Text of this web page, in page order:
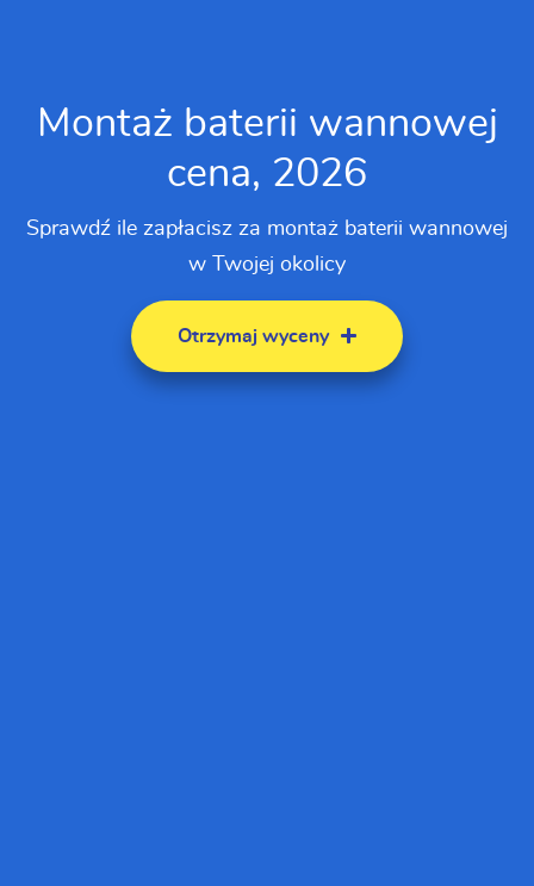
Montaż baterii wannowej
cena, 2026
Sprawdź ile zapłacisz za montaż baterii wannowej
w Twojej okolicy
Otrzymaj wyceny